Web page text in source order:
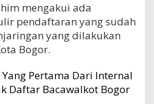
mengakui ada
pendaftaran yang sudah
yang dilakukan
Bogor.
Yang Pertama Dari Internal
Daftar Bacawalkot Bogor